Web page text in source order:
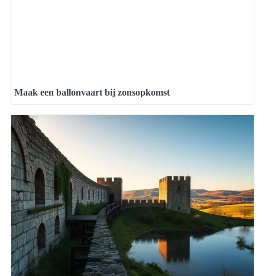
Maak een ballonvaart bij zonsopkomst